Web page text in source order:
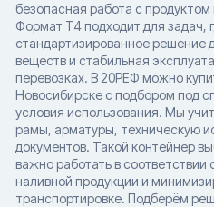
безопасная работа с продуктом
Формат T4 подходит для задач,
стандартизированное решение
веществ и стабильная
перевозках. В 20РЕФ можно
Новосибирске с подбором под
условия использования. Мы
рамы, арматуры, техническую
документов. Такой контейнер
важно работать в соответствии
наливной продукции и
транспортировке. Подберём